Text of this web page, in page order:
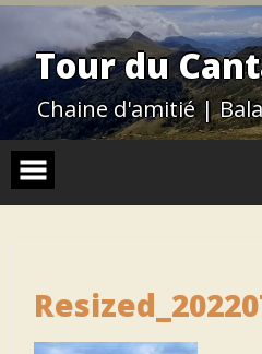
Skip
contentTour du
Chaine d'amitié |